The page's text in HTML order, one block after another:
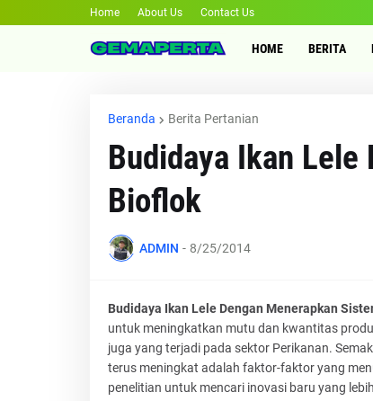
Home About Us Contact Us
HOME BERITA
Beranda Berita Pertanian
Budidaya Ikan Lele
Bioflok
ADMIN - 8/25/2014
Budidaya Ikan Lele Dengan Menerapkan
untuk meningkatkan mutu dan kwantitas
juga yang terjadi pada sektor Perikanan.
terus meningkat adalah faktor-faktor yang
penelitian untuk mencari inovasi baru yang